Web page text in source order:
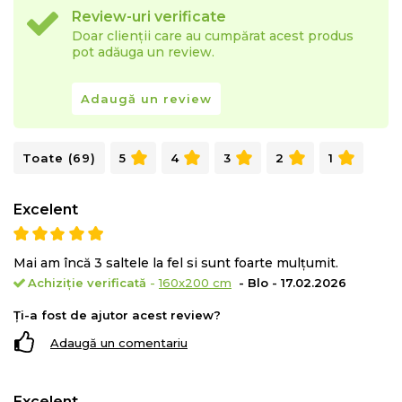
“bamboo-kun” nu permite daunatorilor sa atace planta si de
aceea aceasta nu necesita tratamente chimice cu pesticide
pentru crestere. Bambusul folosit in produsele Green Future
corespunde standardului Oeko-Tex 100 si este testat in
laboratoare atestate din Germania.
Datorita structurii cu goluri multe ale fibrei, aceasta este foarte
evaporarea foarte rapida a umiditatii oferind un
excelent . Mentinerea unui mediu uscat asigura un
aparitia alergiilor si mirosurilor neplacute.
Tehnologia avansata a spumei suport Green Form HD®
impreuna cu cea a stratului de Green Therm Memory® asigura
Review-uri verificate
Doar clienții care au cumpărat acest produs
pot adăuga un review.
Adaugă un review
Toate (69) 5 4 3 2 1
Excelent
Mai am încă 3 saltele la fel si sunt foarte mulțumit.
Achiziție verificată -160x200 cm - Blo - 17.02.2026
Ți-a fost de ajutor acest review?
Adaugă un comentariu